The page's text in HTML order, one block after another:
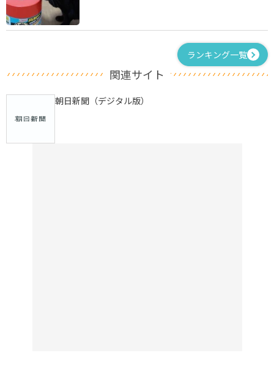
ランキング一覧
関連サイト
朝日新聞（デジタル版）